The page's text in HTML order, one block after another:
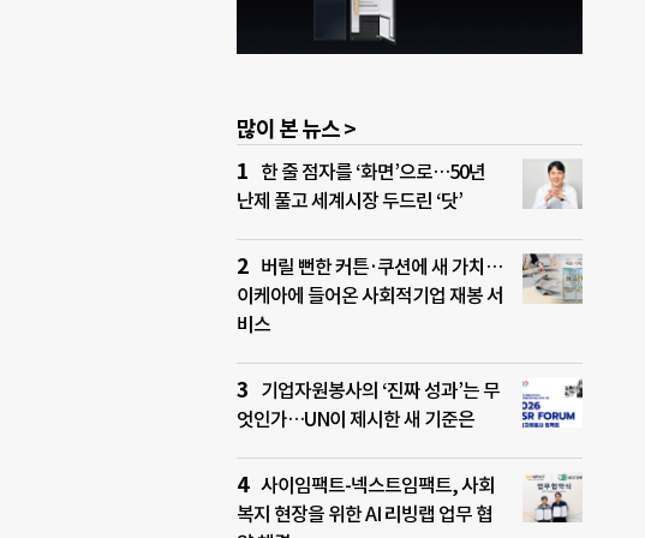
많이 본 뉴스 >
한 줄 점자를 ‘화면’으로…50년
난제 풀고 세계시장 두드린 ‘닷’
버릴 뻔한 커튼·쿠션에 새 가치…
이케아에 들어온 사회적기업 재봉 서
비스
기업자원봉사의 ‘진짜 성과’는 무
엇인가…UN이 제시한 새 기준은
사이임팩트-넥스트임팩트, 사회
복지 현장을 위한 AI 리빙랩 업무 협